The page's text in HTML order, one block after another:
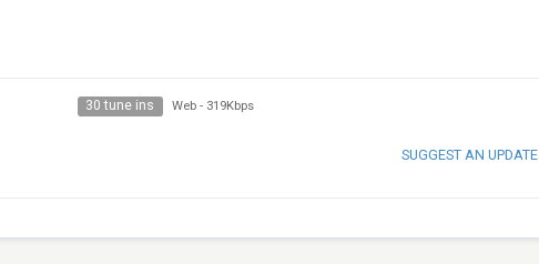
30 tune ins Web - 319Kbps
SUGGEST AN UPDATE